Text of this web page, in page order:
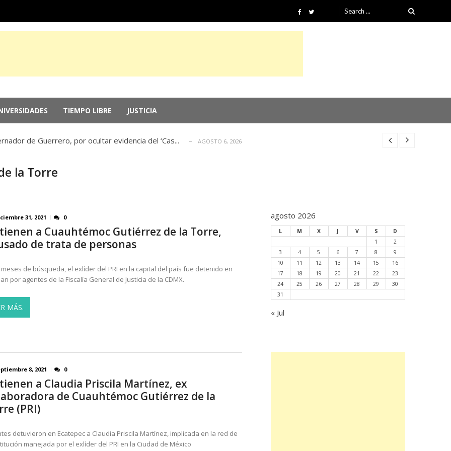
Search
for:
TIEMPO LIBRE JUSTICIA
2026: Más de 250 medallas y busca récord... AGOSTO 4, 2026
las memorias del chef Anthony Bourdain
la inversión; el Parlamento aprueba reformas ...
de Guerrero, por ocultar evidencia del ‘Cas... AGOSTO 6, 2026
2026: Más de 250 medallas y busca récord...
las memorias del chef Anthony Bourdain
de Guerrero, por ocultar evidencia del ‘Cas...
EU por genocidio en Gaza AGOSTO 5, 2026
2026: Más de 250 medallas y busca récord...
la Torre
31, 2021 0
a Cuauhtémoc Gutiérrez de la Torre,
de trata de personas
de búsqueda, el exlíder del PRI en la capital del país fue detenido en
por agentes de la Fiscalía General de Justicia de la CDMX.
MÁS.
8, 2021 0
a Claudia Priscila Martínez, ex
de Cuauhtémoc Gutiérrez de la
(PRI)
detuvieron en Ecatepec a Claudia Priscila Martínez, implicada en la red de
manejada por el exlíder del PRI en la Ciudad de México
agosto 2026
L M X J V S
D
1
2
3
4 5 6 7 8
9
10
11 12 13 14 15
16
17
18 19 20 21 22
23
24
25 26 27 28 29
30
31
« Jul